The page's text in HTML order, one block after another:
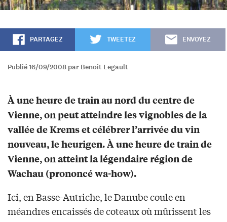
PARTAGEZ TWEETEZ ENVOYEZ
Publié 16/09/2008 par Benoit Legault
À une heure de train au nord du centre de
Vienne, on peut atteindre les vignobles de la
vallée de Krems et célébrer l’arrivée du vin
nouveau, le heurigen. À une heure de train de
Vienne, on atteint la légendaire région de
Wachau (prononcé wa-how).
Ici, en Basse-Autriche, le Danube coule en
méandres encaissés de coteaux où mûrissent les